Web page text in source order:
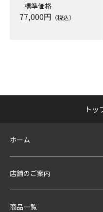
標準価格
77,000円 （税込）
トッ
ホーム
店舗のご案内
商品一覧